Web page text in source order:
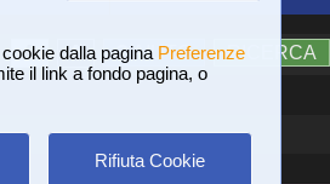
dalla pagina Preferenze
il link a fondo pagina, o
Rifiuta Cookie
A A ?AIUTO RICERCA